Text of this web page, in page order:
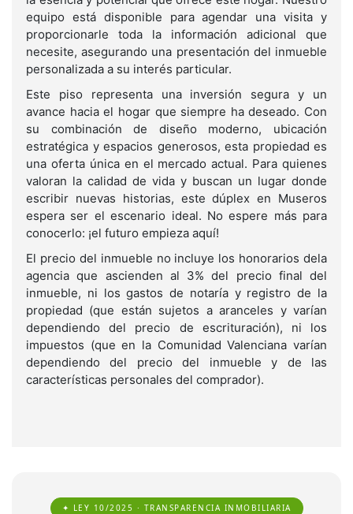
equipo está disponible para agendar una visita y
proporcionarle toda la información adicional que
necesite, asegurando una presentación del inmueble
personalizada a su interés particular.
Este piso representa una inversión segura y un
avance hacia el hogar que siempre ha deseado. Con
su combinación de diseño moderno, ubicación
estratégica y espacios generosos, esta propiedad es
una oferta única en el mercado actual. Para quienes
valoran la calidad de vida y buscan un lugar donde
escribir nuevas historias, este dúplex en Museros
espera ser el escenario ideal. No espere más para
conocerlo: ¡el futuro empieza aquí!
El precio del inmueble no incluye los honorarios dela
agencia que ascienden al 3% del precio final del
inmueble, ni los gastos de notaría y registro de la
propiedad (que están sujetos a aranceles y varían
dependiendo del precio de escrituración), ni los
impuestos (que en la Comunidad Valenciana varían
dependiendo del precio del inmueble y de las
características personales del comprador).
✦ LEY 10/2025 · TRANSPARENCIA INMOBILIARIA